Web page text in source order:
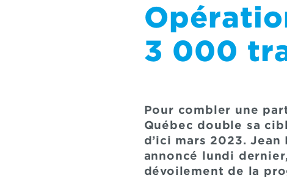
3 000
Pour combler une
Québec double sa
d’ici mars 2023.
annoncé lundi
dévoilement de la